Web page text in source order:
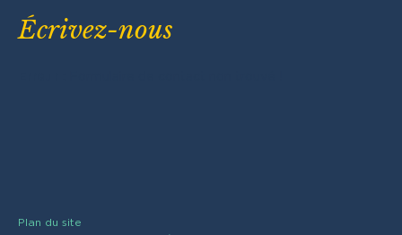
Écrivez-nous
Plan du site